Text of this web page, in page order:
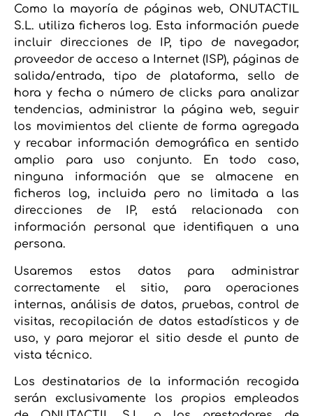
Como la mayoría de páginas web, ONUTACTIL
S.L. utiliza ficheros log. Esta información puede
incluir direcciones de IP, tipo de navegador,
proveedor de acceso a Internet (ISP), páginas de
salida/entrada, tipo de plataforma, sello de
hora y fecha o número de clicks para analizar
tendencias, administrar la página web, seguir
los movimientos del cliente de forma agregada
y recabar información demográfica en sentido
amplio para uso conjunto. En todo caso,
ninguna información que se almacene en
ficheros log, incluida pero no limitada a las
direcciones de IP, está relacionada con
información personal que identifiquen a una
persona.
Usaremos estos datos para administrar
correctamente el sitio, para operaciones
internas, análisis de datos, pruebas, control de
visitas, recopilación de datos estadísticos y de
uso, y para mejorar el sitio desde el punto de
vista técnico.
Los destinatarios de la información recogida
serán exclusivamente los propios empleados